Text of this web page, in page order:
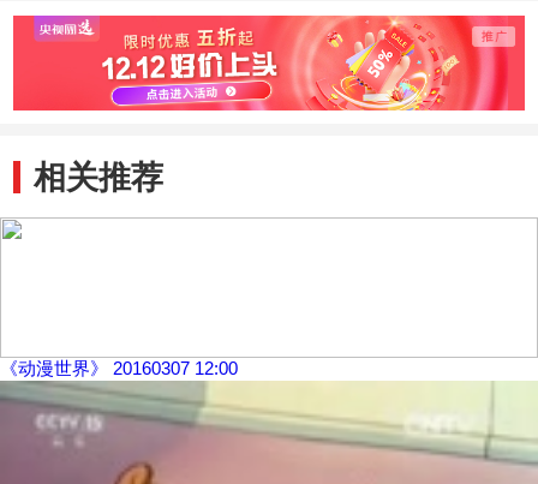
季） 好朋友
季） 戴眼镜的大
头儿子
季）
旧玩具
相关推荐
《动漫世界》 20160307 12:00